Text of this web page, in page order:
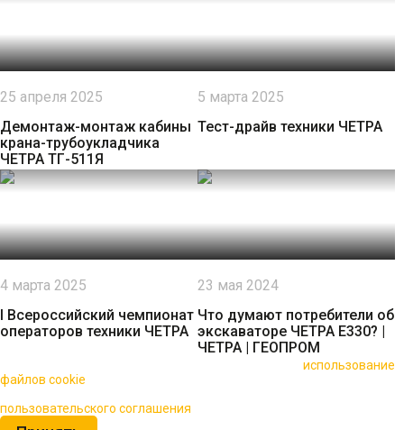
25 апреля 2025
Демонтаж-монтаж кабины
крана-трубоукладчика
ЧЕТРА ТГ-511Я
5 марта 2025
Тест-драйв техники ЧЕТРА
4 марта 2025
I Всероссийский чемпионат
операторов техники ЧЕТРА
23 мая 2024
Что думают потребители об
экскаваторе ЧЕТРА Е330? |
ЧЕТРА | ГЕОПРОМ
использование
файлов cookie
пользовательского соглашения